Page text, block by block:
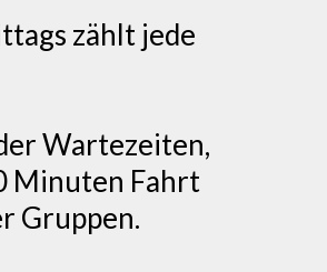
zählt jede
Wartezeiten,
Minuten Fahrt
Gruppen.